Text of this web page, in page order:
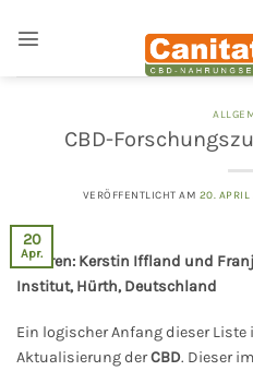
Inhalt
CBD-
VERÖFFENTLICHT AM 20. APRIL
20
Apr.
Autoren: Kerstin Iffland und
Institut, Hürth, Deutschland
Ein logischer Anfang dieser Liste
Aktualisierung derCBD. Dieser